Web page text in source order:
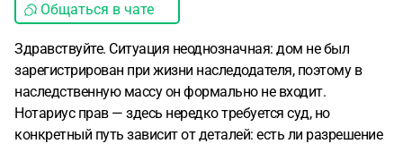
Общаться в чате
Здравствуйте. Ситуация неоднозначная: дом не был
зарегистрирован при жизни наследодателя, поэтому в
наследственную массу он формально не входит.
Нотариус прав — здесь нередко требуется суд, но
конкретный путь зависит от деталей: есть ли разрешение